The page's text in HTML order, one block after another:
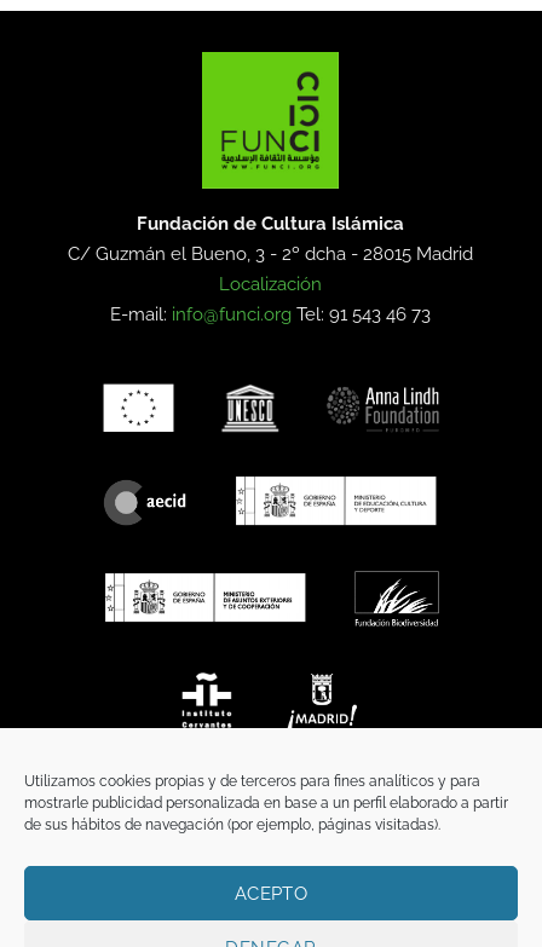
Utilizamos cookies propias y de terceros para fines analíticos y para
mostrarle publicidad personalizada en base a un perfil elaborado a partir
de sus hábitos de navegación (por ejemplo, páginas visitadas).
ACEPTO
Fundación de Cultura Islámica
C/ Guzmán el Bueno, 3 - 2º dcha -28015 Madrid
Localización
E-mail: info@funci.org Tel: 91 543 46 73